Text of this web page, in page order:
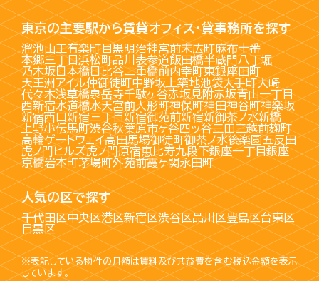
東京の主要駅から賃貸オフィス・貸事務所を探す
溜池山王有楽町目黒明治神宮前末広町麻布十番
本郷三丁目浜松町品川 表参道飯田橋半蔵門八丁堀
乃木坂日本橋日比谷二重橋前内幸町東銀座田町
天王洲アイル仲御徒町中野坂上築地池袋大手町大崎
代々木浅草橋泉岳寺千駄ヶ谷赤坂見附赤坂青山一丁目
西新宿水道橋水天宮前人形町神保町神田神谷町神楽坂
新宿西口新宿三丁目新宿御苑前新宿新御茶ノ水新橋
上野小伝馬町渋谷秋葉原市ヶ谷四ッ谷三田三越前麹町
高輪ゲートウェイ高田馬場御徒町御茶ノ水後楽園五反田
虎ノ門ヒルズ虎ノ門原宿恵比寿九段下銀座一丁目銀座
京橋岩本町茅場町外苑前霞ヶ関永田町
人気の区で探す
千代田区中央区港区新宿区渋谷区品川区豊島区台東区
目黒区
※表記している物件の月額は賃料及び共益費を含む税込金額を表示
しています。